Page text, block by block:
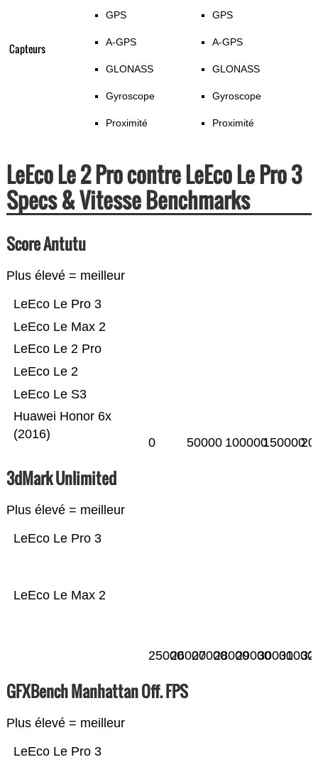
Capteurs
GPS
A-GPS
GLONASS
Gyroscope
Proximité
GPS
A-GPS
GLONASS
Gyroscope
Proximité
LeEco Le 2 Pro contre LeEco Le Pro 3
Specs & Vitesse Benchmarks
Score Antutu
Plus élevé = meilleur
Huawei Honor 6x
(2016)
LeEco Le S3
LeEco Le 2
LeEco Le 2 Pro
LeEco Le Max 2
LeEco Le Pro 3
0 50000 100000150000
3dMark Unlimited
Plus élevé = meilleur
LeEco Le Max 2
LeEco Le Pro 3
25000260002700028000290003000031000
GFXBench Manhattan Off. FPS
Plus élevé = meilleur
LeEco Le Pro 3